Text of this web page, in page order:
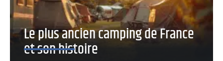
Le plus ancien camping de France
et son histoire